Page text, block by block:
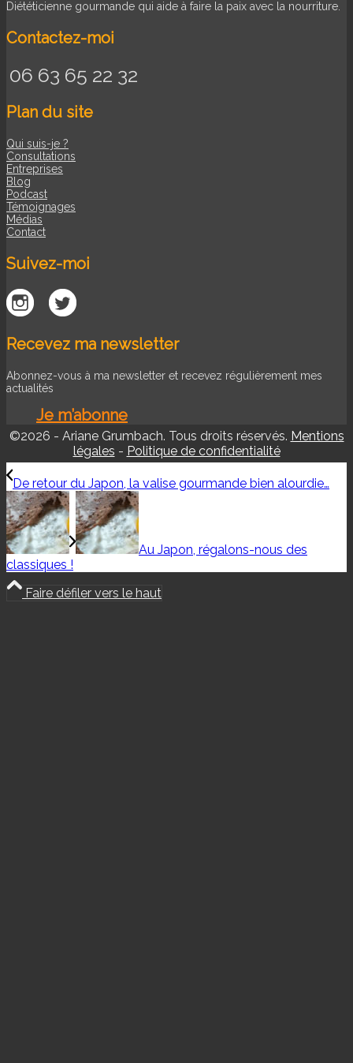
Diététicienne gourmande qui aide à faire la paix avec la nourriture.
Contactez-moi
06 63 65 22 32
Plan du site
Qui suis-je ?
Consultations
Entreprises
Blog
Podcast
Témoignages
Médias
Contact
Suivez-moi
Recevez ma newsletter
Abonnez-vous à ma newsletter et recevez régulièrement mes
actualités
Je m’abonne
©2026 - Ariane Grumbach. Tous droits réservés. Mentions
légales - Politique de confidentialité
De retour du Japon, la valise gourmande bien alourdie…
Au Japon, régalons-nous des
classiques !
Faire défiler vers le haut